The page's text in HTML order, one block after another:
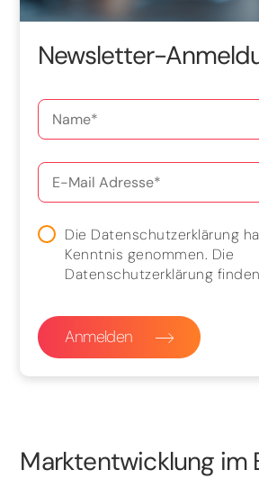
Newsletter-
Die Datenschutzerklärung
Kenntnis genommen. Die
Datenschutzerklärung
Anmelden
Marktentwicklung im